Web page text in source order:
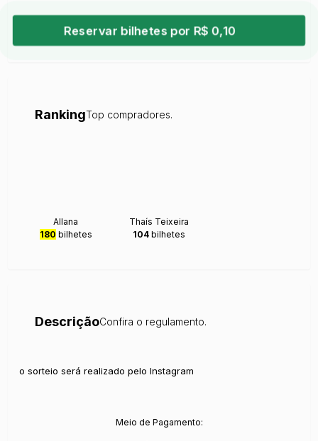
Reservar bilhetes por R$ 0,10
RankingTop compradores.
Allana
180 bilhetes
Thaís Teixeira
104bilhetes
DescriçãoConfira o regulamento.
o sorteio será realizado pelo Instagram
Meio de Pagamento: